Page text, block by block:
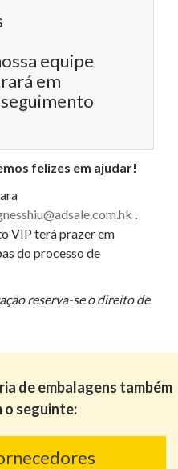
equipe
em
felizes em ajudar!
VIP terá prazer em
do processo de
reserva-se o direito de
de embalagens também
o seguinte: